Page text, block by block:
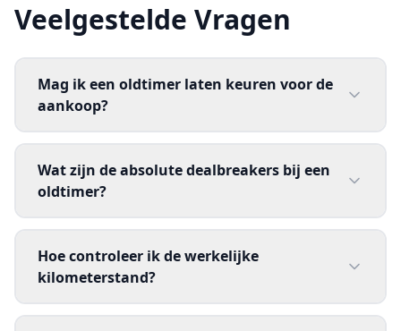
Veelgestelde Vragen
Mag ik een oldtimer laten keuren voor de
aankoop?
Wat zijn de absolute dealbreakers bij een
oldtimer?
Hoe controleer ik de werkelijke
kilometerstand?